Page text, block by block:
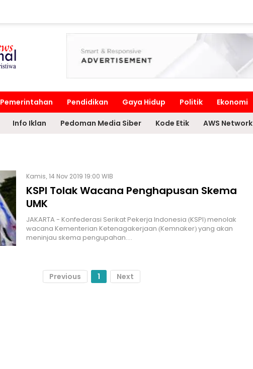
Pemerintahan Pendidikan Gaya Hidup Politik Ekonomi
Info Iklan Pedoman Media Siber Kode Etik AWS Network
Kamis, 14 Nov 2019 19:00 WIB
KSPI Tolak Wacana Penghapusan Skema
UMK
JAKARTA - Konfederasi Serikat Pekerja Indonesia (KSPI) menolak
wacana Kementerian Ketenagakerjaan (Kemnaker) yang akan
meninjau skema pengupahan…
Previous 1 Next